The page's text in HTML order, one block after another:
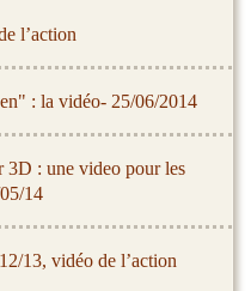
l’action
: la vidéo- 25/06/2014
3D : une video pour les
14
13, vidéo de l’action